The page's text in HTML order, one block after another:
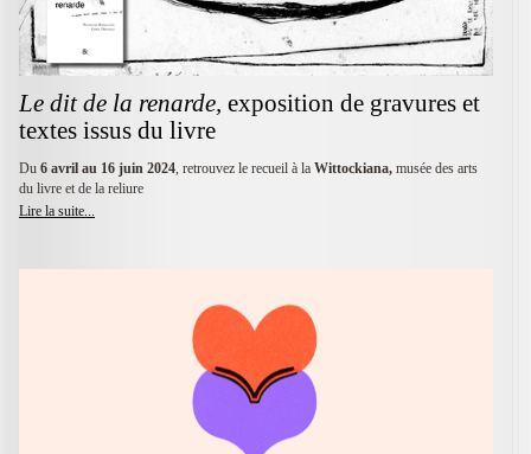
Le dit de la renarde, exposition de gravures et
textes issus du livre
Du 6 avril au 16 juin 2024, retrouvez le recueil à la Wittockiana, musée des arts
du livre et de la reliure
Lire la suite...